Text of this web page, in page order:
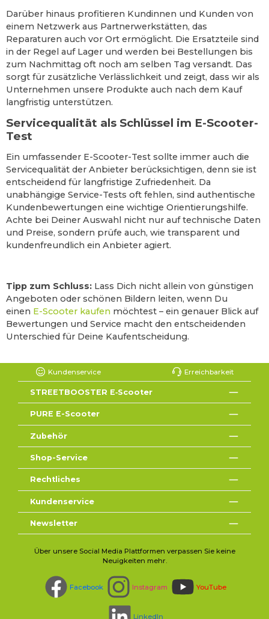
Darüber hinaus profitieren Kundinnen und Kunden von
einem Netzwerk aus Partnerwerkstätten, das
Reparaturen auch vor Ort ermöglicht. Die Ersatzteile sind
in der Regel auf Lager und werden bei Bestellungen bis
zum Nachmittag oft noch am selben Tag versandt. Das
sorgt für zusätzliche Verlässlichkeit und zeigt, dass wir als
Unternehmen unsere Produkte auch nach dem Kauf
langfristig unterstützen.
Servicequalität als Schlüssel im E-Scooter-
Test
Ein umfassender E-Scooter-Test sollte immer auch die
Servicequalität der Anbieter berücksichtigen, denn sie ist
entscheidend für langfristige Zufriedenheit. Da
unabhängige Service-Tests oft fehlen, sind authentische
Kundenbewertungen eine wichtige Orientierungshilfe.
Achte bei Deiner Auswahl nicht nur auf technische Daten
und Preise, sondern prüfe auch, wie transparent und
kundenfreundlich ein Anbieter agiert.
Tipp zum Schluss: Lass Dich nicht allein von günstigen
Angeboten oder schönen Bildern leiten, wenn Du
einen E-Scooter kaufen möchtest – ein genauer Blick auf
Bewertungen und Service macht den entscheidenden
Unterschied für Deine Kaufentscheidung.
Kundenservice Erreichbarkeit
STREETBOOSTER E‑Scooter
PURE E-Scooter
Zubehör
Shop-Service
Rechtliches
Kundenservice
Newsletter
Über unsere Social Media Plattformen verpassen Sie keine
Neuigkeiten mehr.
Facebook Instagram YouTube
LinkedIn